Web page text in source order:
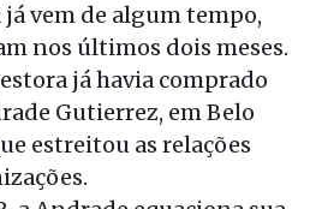
vem de algum tempo,
nos últimos dois meses.
já havia comprado
Gutierrez, em Belo
estreitou as relações